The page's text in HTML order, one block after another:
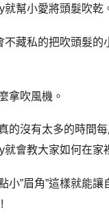
幫小愛將頭髮吹乾
不藏私的把吹頭髮的
拿吹風機。
的沒有太多的時間
會教大家如何在家
小”眉角”這樣就能讓